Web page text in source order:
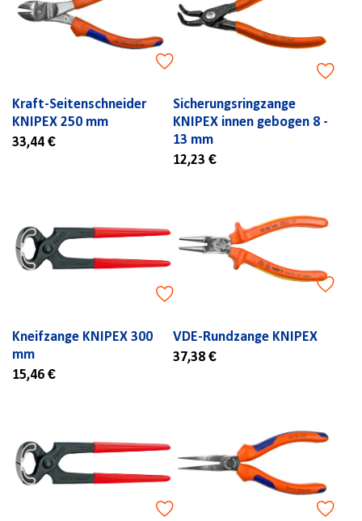
Kraft-Seitenschneider
KNIPEX 250 mm
33,44 €
Sicherungsringzange
KNIPEX innen gebogen 8 -
13 mm
12,23 €
Kneifzange KNIPEX 300
mm
15,46 €
VDE-Rundzange KNIPEX
37,38 €